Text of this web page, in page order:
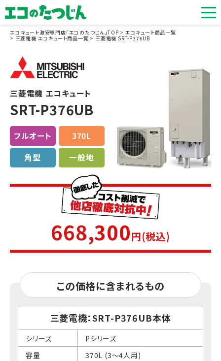
エコキュート激安専門店「エコのたつじん」TOP
エコキュート商品一覧
三菱電機 エコキュート商品一覧
三菱電機 SRT-P376UB
三菱電機 エコキュート
SRT-P376UB
フルオート
370L
角型
一般地
668,300円(税込)
この価格に含まれるもの
三菱電機：SRT-P376UB本体
シリーズ
Pシリーズ
容量
370L (3～4人用)